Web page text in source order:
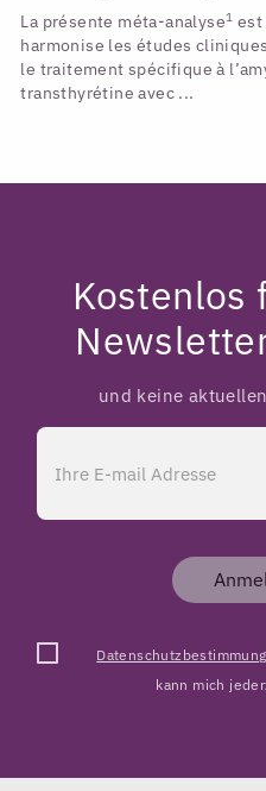
La présente méta-analyse1 est
harmonise les études
le traitement spécifique à
transthyrétine avec ...
Kostenlos
und keine
kann mich